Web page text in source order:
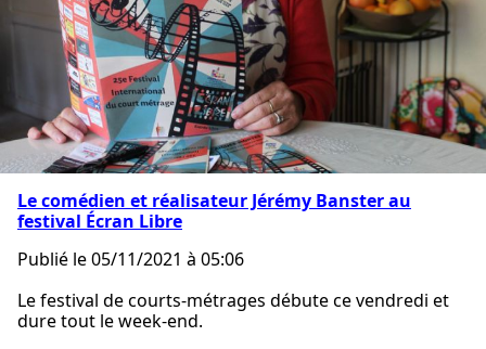
Le comédien et réalisateur Jérémy Banster au
festival Écran Libre
Publié le 05/11/2021 à 05:06
Le festival de courts-métrages débute ce vendredi et
dure tout le week-end.